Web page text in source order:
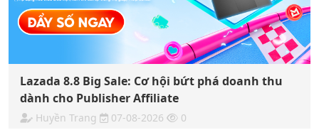
Lazada 8.8 Big Sale: Cơ hội bứt phá doanh thu
dành cho Publisher Affiliate
Huyền Trang 07-08-2026 0